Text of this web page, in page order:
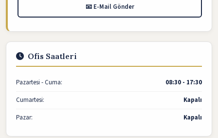
📧 E-Mail Gönder
Ofis Saatleri
Pazartesi - Cuma:
08:30 - 17:30
Cumartesi:
Kapalı
Pazar:
Kapalı